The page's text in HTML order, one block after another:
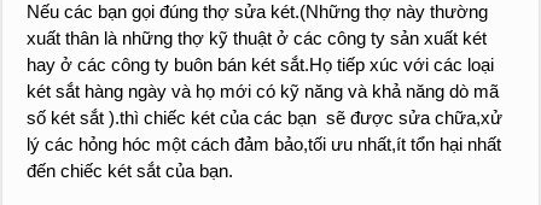
Nếu các bạn gọi đúng thợ sửa két.(Những thợ này thường
xuất thân là những thợ kỹ thuật ở các công ty sản xuất két
hay ở các công ty buôn bán két sắt.Họ tiếp xúc với các loại
két sắt hàng ngày và họ mới có kỹ năng và khả năng dò mã
số két sắt ).thì chiếc két của các bạn sẽ được sửa chữa,xử
lý các hỏng hóc một cách đảm bảo,tối ưu nhất,ít tổn hại nhất
đến chiếc két sắt của bạn.